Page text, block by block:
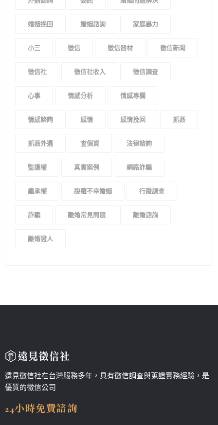
婚姻挽回 婚姻諮詢 家庭暴力
小三 徵信 徵信器材 徵信新聞
徵信社 徵信社收入 徵信調查
心事 情感分析 情感專欄
情感諮詢 感情 感情挽回 抓姦
抓姦外遇 查個資 法律諮詢
監護權 真實案例 網路詐騙
繼承權 脫離不幸婚姻 行蹤調查
詐騙 離婚常見問題 離婚諮詢
離婚證人
遠見徵信社在台灣服務多年，具有徵信調查與蒐證實務經驗，是
優質的徵信公司
24小時免費諮詢